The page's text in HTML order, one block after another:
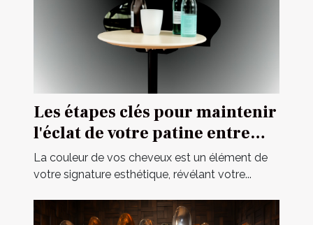
Les étapes clés pour maintenir
l'éclat de votre patine entre
deux visites chez le coiffeur
La couleur de vos cheveux est un élément de
votre signature esthétique, révélant votre...